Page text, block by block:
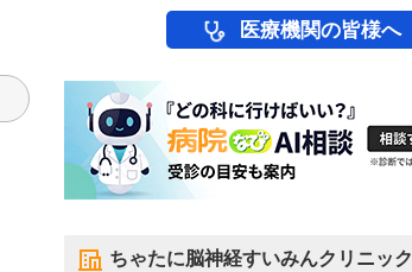
医療機関の皆様へ
ちゃたに脳神経すいみんクリニック